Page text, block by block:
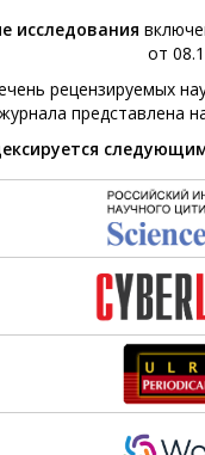
исследования
от
рецензируемых
представлена